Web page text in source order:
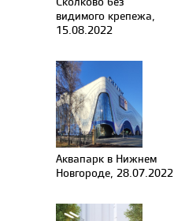
видимого крепежа,
15.08.2022
Аквапарк в Нижнем
Новгороде, 28.07.2022